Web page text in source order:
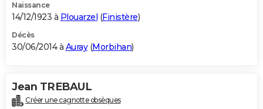
Naissance
14/12/1923 à Plouarzel (Finistère)
Décès
30/06/2014 à Auray(Morbihan)
Jean TREBAUL
Créer une cagnotte obsèques